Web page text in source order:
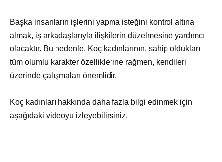
Başka insanların işlerini yapma isteğini kontrol altına
almak, iş arkadaşlarıyla ilişkilerin düzelmesine yardımcı
olacaktır. Bu nedenle, Koç kadınlarının, sahip oldukları
tüm olumlu karakter özelliklerine rağmen, kendileri
üzerinde çalışmaları önemlidir.
Koç kadınları hakkında daha fazla bilgi edinmek için
aşağıdaki videoyu izleyebilirsiniz.